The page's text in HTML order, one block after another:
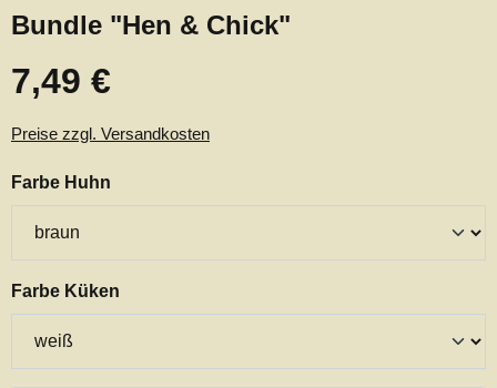
Bundle "Hen & Chick"
Regulärer Preis:
7,49 €
Preise zzgl. Versandkosten
Farbe Huhn
Farbe Küken